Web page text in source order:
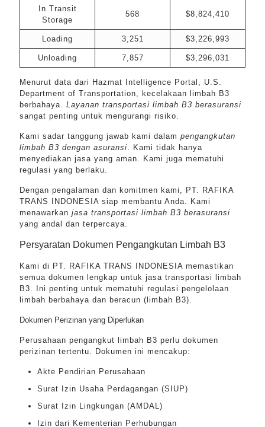
In Transit
Storage
568 $8,824,410
Loading 3,251 $3,226,993
Unloading 7,857 $3,296,031
Menurut data dari Hazmat Intelligence Portal, U.S.
Department of Transportation, kecelakaan limbah B3
berbahaya. Layanan transportasi limbah B3 berasuransi
sangat penting untuk mengurangi risiko.
Kami sadar tanggung jawab kami dalam pengangkutan
limbah B3 dengan asuransi. Kami tidak hanya
menyediakan jasa yang aman. Kami juga mematuhi
regulasi yang berlaku.
Dengan pengalaman dan komitmen kami, PT. RAFIKA
TRANS INDONESIA siap membantu Anda. Kami
menawarkan jasa transportasi limbah B3 berasuransi
yang andal dan terpercaya.
Persyaratan Dokumen Pengangkutan Limbah B3
Kami di PT. RAFIKA TRANS INDONESIA memastikan
semua dokumen lengkap untuk jasa transportasi limbah
B3. Ini penting untuk mematuhi regulasi pengelolaan
limbah berbahaya dan beracun (limbah B3).
Dokumen Perizinan yang Diperlukan
Perusahaan pengangkut limbah B3 perlu dokumen
perizinan tertentu. Dokumen ini mencakup:
Akte Pendirian Perusahaan
Surat Izin Usaha Perdagangan (SIUP)
Surat Izin Lingkungan (AMDAL)
Izin dari Kementerian Perhubungan